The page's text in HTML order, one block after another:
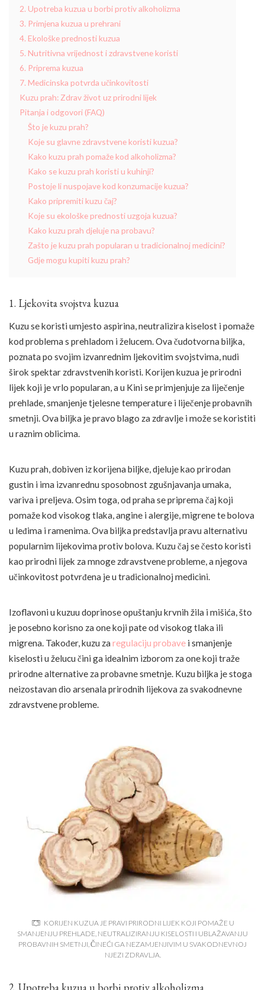
2. Upotreba kuzua u borbi protiv alkoholizma
3. Primjena kuzua u prehrani
4. Ekološke prednosti kuzua
5. Nutritivna vrijednost i zdravstvene koristi
6. Priprema kuzua
7. Medicinska potvrda učinkovitosti
Kuzu prah: Zdrav život uz prirodni lijek
Pitanja i odgovori (FAQ)
Što je kuzu prah?
Koje su glavne zdravstvene koristi kuzua?
Kako kuzu prah pomaže kod alkoholizma?
Kako se kuzu prah koristi u kuhinji?
Postoje li nuspojave kod konzumacije kuzua?
Kako pripremiti kuzu čaj?
Koje su ekološke prednosti uzgoja kuzua?
Kako kuzu prah djeluje na probavu?
Zašto je kuzu prah popularan u tradicionalnoj medicini?
Gdje mogu kupiti kuzu prah?
1. Ljekovita svojstva kuzua
Kuzu se koristi umjesto aspirina, neutralizira kiselost i pomaže
kod problema s prehladom i želucem. Ova čudotvorna biljka,
poznata po svojim izvanrednim ljekovitim svojstvima, nudi
širok spektar zdravstvenih koristi. Korijen kuzua je prirodni
lijek koji je vrlo popularan, a u Kini se primjenjuje za liječenje
prehlade, smanjenje tjelesne temperature i liječenje probavnih
smetnji. Ova biljka je pravo blago za zdravlje i može se koristiti
u raznim oblicima.
Kuzu prah, dobiven iz korijena biljke, djeluje kao prirodan
gustin i ima izvanrednu sposobnost zgušnjavanja umaka,
variva i preljeva. Osim toga, od praha se priprema čaj koji
pomaže kod visokog tlaka, angine i alergije, migrene te bolova
u leđima i ramenima. Ova biljka predstavlja pravu alternativu
popularnim lijekovima protiv bolova. Kuzu čaj se često koristi
kao prirodni lijek za mnoge zdravstvene probleme, a njegova
učinkovitost potvrđena je u tradicionalnoj medicini.
Izoflavoni u kuzuu doprinose opuštanju krvnih žila i mišića, što
je posebno korisno za one koji pate od visokog tlaka ili
migrena. Također, kuzu za regulaciju probave i smanjenje
kiselosti u želucu čini ga idealnim izborom za one koji traže
prirodne alternative za probavne smetnje. Kuzu biljka je stoga
neizostavan dio arsenala prirodnih lijekova za svakodnevne
zdravstvene probleme.
KORIJEN KUZUA JE PRAVI PRIRODNI LIJEK KOJI POMAŽE U
SMANJENJU PREHLADE, NEUTRALIZIRANJU KISELOSTI I UBLAŽAVANJU
PROBAVNIH SMETNJI, ČINEĆI GA NEZAMJENJIVIM U SVAKODNEVNOJ
NJEZI ZDRAVLJA.
2. Upotreba kuzua u borbi protiv alkoholizma